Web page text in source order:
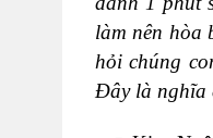
làm nên hòa
hỏi chúng
Đây là nghĩa